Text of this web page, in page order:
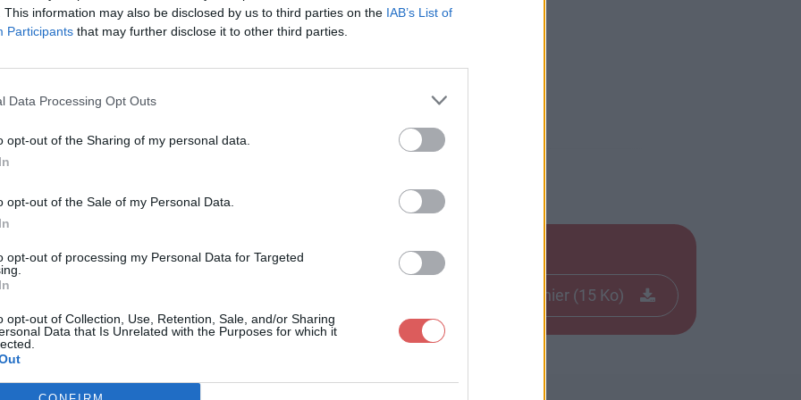
This information may also be disclosed by us to third parties on the IAB’s List of
Participants that may further disclose it to other third parties.
Data Processing Opt Outs
opt-out of the Sharing of my personal data.
opt-out of the Sale of my Personal Data.
opt-out of processing my Personal Data for Targeted
opt-out of Collection, Use, Retention, Sale, and/or Sharing
Data that Is Unrelated with the Purposes for which it
Adeline lettre motivation pour veto.docx
lettre motivation pour veto.docx
Télécharger le fichier (15 Ko)